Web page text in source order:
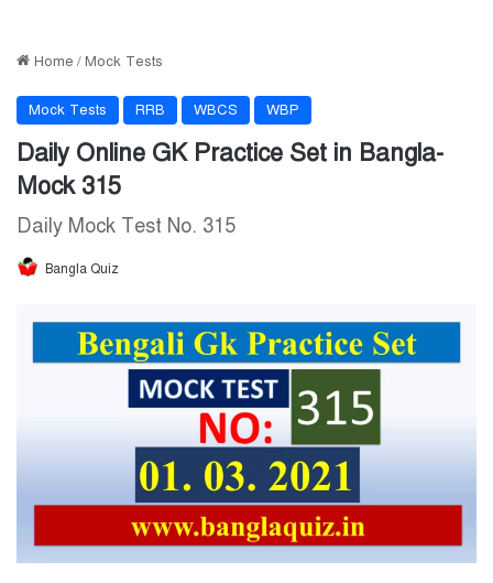
Home /Mock Tests
Mock Tests RRB WBCS WBP
Daily Online GK Practice Set in Bangla-
Mock 315
Daily Mock Test No. 315
Bangla Quiz